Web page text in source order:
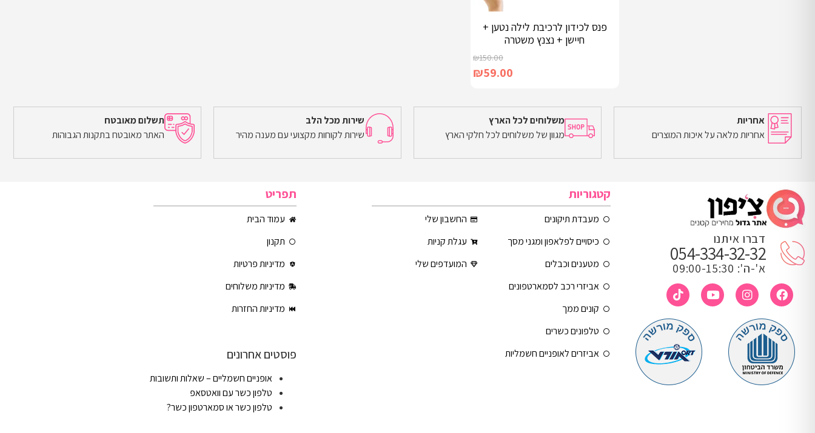
פנס לכידון לרכיבת לילה נטען +
חיישן + נצנץ משטרה
₪150.00
₪59.00
הוספה לסל
אחריות
אחריות מלאה על איכות המוצרים
משלוחים לכל הארץ
מגוון של משלוחים לכל חלקי הארץ
שירות מכל הלב
שירות לקוחות מקצועי עם מענה מהיר
תשלום מאובטח
האתר מאובטח בתקנות הגבוהות
דברו איתנו
054-334-32-32
א'-ה': 09:00-15:30
קטגוריות
מעבדת תיקונים
כיסויים לפלאפון ומגני מסך
מטענים וכבלים
אביזרי רכב לסמארטפונים
קונים ממך
טלפונים כשרים
אביזרים לאופניים חשמליות
החשבון שלי
עגלת קניות
המועדפים שלי
תפריט
עמוד הבית
תקנון
מדיניות פרטיות
מדיניות משלוחים
מדיניות החזרות
פוסטים אחרונים
אופניים חשמליים – שאלות ותשובות
טלפון כשר עם וואטסאפ
טלפון כשר או סמארטפון כשר?